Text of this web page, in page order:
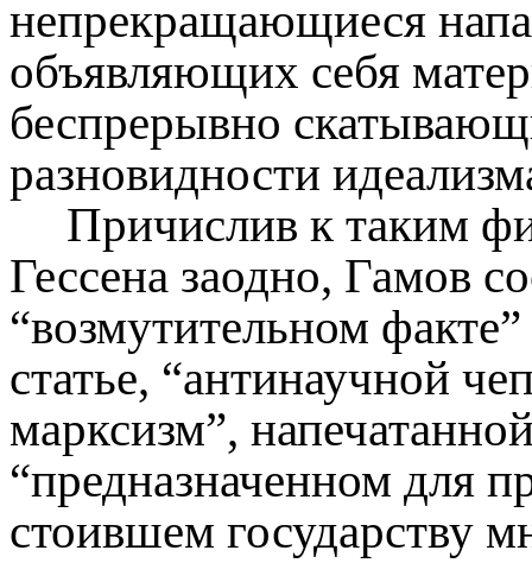
непрекращающиеся
объявляющих себя
беспрерывно
разновидности
Причислив к таким
Гессена заодно, Гамов
“возмутительном
статье, “антинаучной
марксизм”,
“предназначенном для
стоившем государству